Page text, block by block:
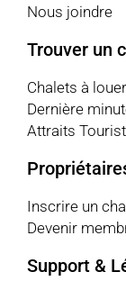
Nous joindre
Trouver un
Chalets à louer
Dernière
Attraits
Inscrire un
Devenir
Support &